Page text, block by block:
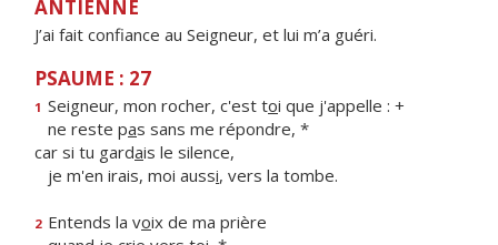
ANTIENNE
J’ai fait confiance au Seigneur, et lui m’a guéri.
PSAUME : 27
1 Seigneur, mon rocher, c'est toi que j'appelle : +
ne reste pas sans me répondre, *
car si tu gardais le silence,
je m'en irais, moi aussi, vers la tombe.
2 Entends la voix de ma prière